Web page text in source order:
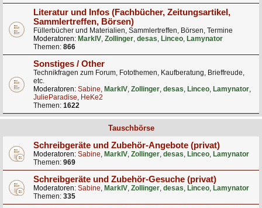
Literatur und Infos (Fachbücher, Zeitungsartikel,
Sammlertreffen, Börsen)
Füllerbücher und Materialien, Sammlertreffen, Börsen, Termine
Moderatoren: MarkIV, Zollinger, desas, Linceo, Lamynator
Themen: 866
Sonstiges / Other
Technikfragen zum Forum, Fotothemen, Kaufberatung, Brieffreude,
etc.
Moderatoren: Sabine, MarkIV, Zollinger, desas, Linceo, Lamynator,
JulieParadise, HeKe2
Themen: 1622
Tauschbörse
Schreibgeräte und Zubehör-Angebote (privat)
Moderatoren: Sabine, MarkIV, Zollinger, desas, Linceo, Lamynator
Themen: 969
Schreibgeräte und Zubehör-Gesuche (privat)
Moderatoren: Sabine, MarkIV, Zollinger, desas, Linceo, Lamynator
Themen: 335